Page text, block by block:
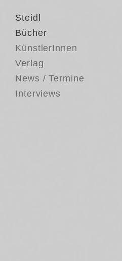
Steidl
Bücher
KünstlerInnen
Verlag
News / Termine
Interviews